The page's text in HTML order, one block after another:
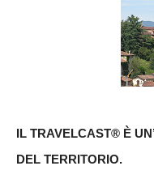
IL TRAVELCAST® È
DEL TERRITORIO.